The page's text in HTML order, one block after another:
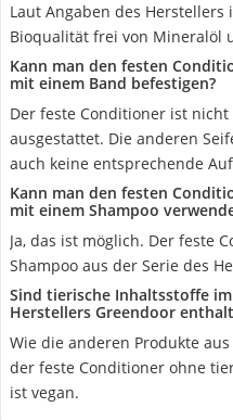
Laut Angaben des
Bioqualität frei von Mineralöl
Kann man den festen
mit einem Band befestigen?
Der feste Conditioner ist
ausgestattet. Die anderen
auch keine entsprechende
Kann man den festen
mit einem Shampoo
Ja, das ist möglich. Der feste
Shampoo aus der Serie des
Sind tierische Inhaltsstoffe
Herstellers Greendoor
Wie die anderen Produkte
der feste Conditioner ohne
ist vegan.